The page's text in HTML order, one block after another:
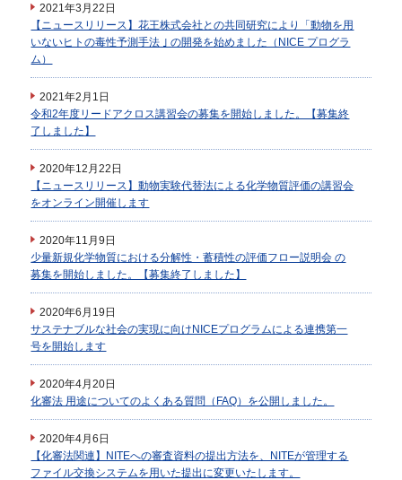
2021年3月22日
【ニュースリリース】花王株式会社との共同研究により「動物を用
いないヒトの毒性予測手法 ｣ の開発を始めました（NICE プログラ
ム）
2021年2月1日
令和2年度リードアクロス講習会の募集を開始しました。【募集終
了しました】
2020年12月22日
【ニュースリリース】動物実験代替法による化学物質評価の講習会
をオンライン開催します
2020年11月9日
少量新規化学物質における分解性・蓄積性の評価フロー説明会 の
募集を開始しました。【募集終了しました】
2020年6月19日
サステナブルな社会の実現に向けNICEプログラムによる連携第一
号を開始します
2020年4月20日
化審法 用途についてのよくある質問（FAQ）を公開しました。
2020年4月6日
【化審法関連】NITEへの審査資料の提出方法を、NITEが管理する
ファイル交換システムを用いた提出に変更いたします。